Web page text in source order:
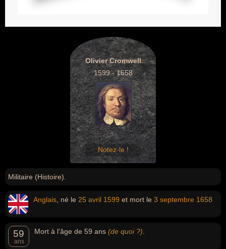
Olivier Cromwell
1599 - 1658
Notez-le !
Militaire (Histoire).
Anglais , né le 25 avril 1599 et mort le 3 septembre 1658
59
ans
Mort à l'âge de 59 ans (de quoi ?)